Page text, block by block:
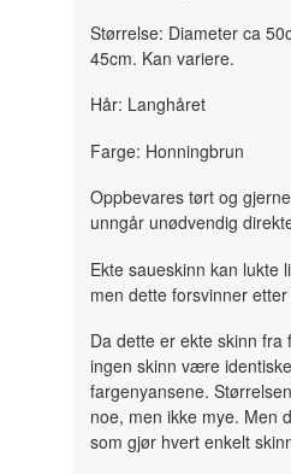
Størrelse: Diameter ca
45cm. Kan variere.
Hår: Langhåret
Farge: Honningbrun
Oppbevares tørt og
unngår unødvendig
Ekte saueskinn kan lukte
men dette forsvinner
Da dette er ekte skinn fra
ingen skinn være
fargenyansene.
noe, men ikke mye. Men
som gjør hvert enkelt